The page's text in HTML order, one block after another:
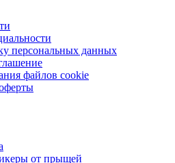
персональных данных
файлов cookie
от прыщей